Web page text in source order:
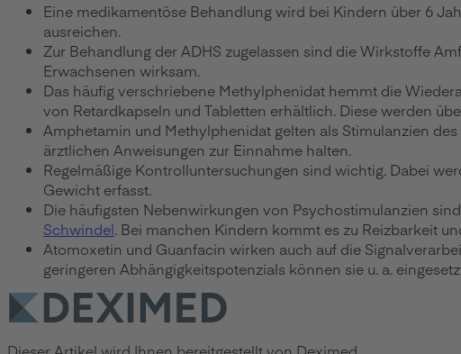
Eine medikamentöse Behandlung wird bei Kindern über 6
ausreichen.
Zur Behandlung der ADHS zugelassen sind die Wirkstoffe
Erwachsenen wirksam.
Das häufig verschriebene Methylphenidat hemmt die
von Retardkapseln und Tabletten erhältlich. Diese werden
Amphetamin und Methylphenidat gelten als Stimulanzien
ärztlichen Anweisungen zur Einnahme halten.
Regelmäßige Kontrolluntersuchungen sind wichtig. Dabei
Gewicht erfasst.
Die häufigsten Nebenwirkungen von Psychostimulanzien
Schwindel. Bei manchen Kindern kommt es zu Reizbarkeit
Atomoxetin und Guanfacin wirken auch auf die
geringeren Abhängigkeitspotenzials können sie u. a.